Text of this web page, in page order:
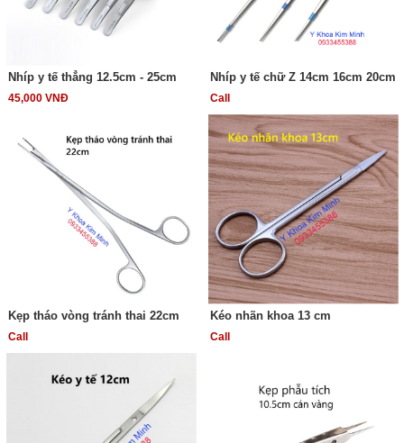
Nhíp y tế thẳng 12.5cm - 25cm
45,000 VNĐ
Nhíp y tế chữ Z 14cm 16cm 20cm
Call
Kẹp tháo vòng tránh thai 22cm
Call
Kéo nhãn khoa 13 cm
Call